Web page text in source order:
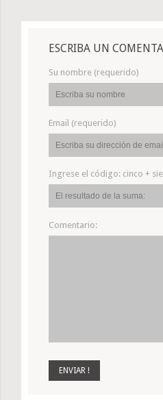
ESCRIBA UN
Su nombre (requerido)
Email (requerido)
Ingrese el código: cinco +
Comentario: